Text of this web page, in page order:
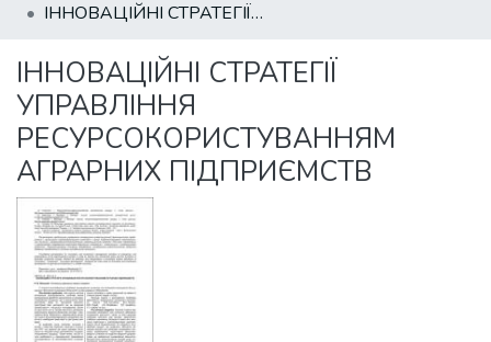
Statistics
ІННОВАЦІЙНІ СТРАТЕГІЇ УПРАВЛІННЯ РЕСУРСОКОРИСТУВАННЯМ АГРАРНИХ ПІДПРИЄМСТВ
ІННОВАЦІЙНІ СТРАТЕГІЇ
УПРАВЛІННЯ
РЕСУРСОКОРИСТУВАННЯМ
АГРАРНИХ ПІДПРИЄМСТВ